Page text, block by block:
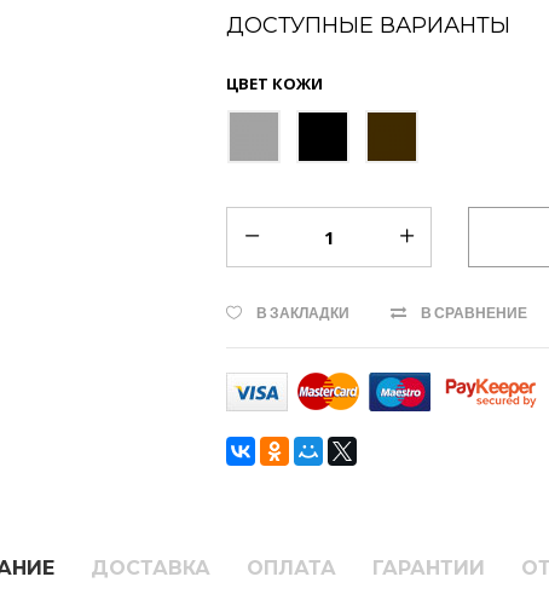
ДОСТУПНЫЕ ВАРИАНТЫ
ЦВЕТ КОЖИ
В ЗАКЛАДКИ В СРАВНЕНИЕ
ДОСТАВКА ОПЛАТА ГАРАНТИИ